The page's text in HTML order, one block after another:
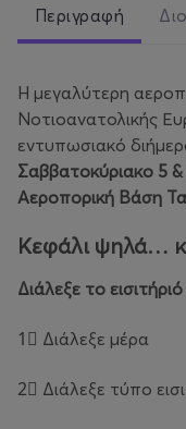
Περιγραφή
H µεγαλύτερη
Νοτιοανατολικής
εντυπωσιακό
Σαββατοκύριακo 5
Αεροπορική Βάση
Κεφάλι ψηλά…
Διάλεξε το
1⃣ Διάλεξε µέρα
2⃣ Διάλεξε τύπο